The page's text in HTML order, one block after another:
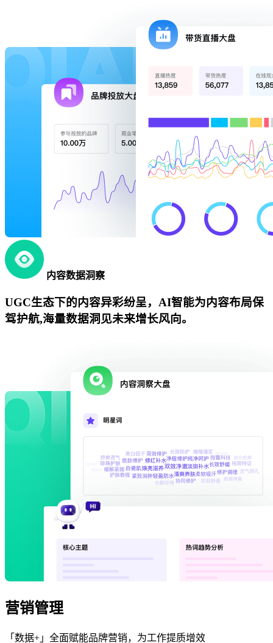
内容数据洞察
UGC生态下的内容异彩纷呈，AI智能为内容布局保
驾护航,海量数据洞见未来增长风向。
营销管理
「数据+」全面赋能品牌营销，为工作提质增效